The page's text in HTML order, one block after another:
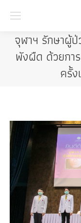
จุฬาฯ รักษาผู้
พังผืด ด้วยการ
ครั้